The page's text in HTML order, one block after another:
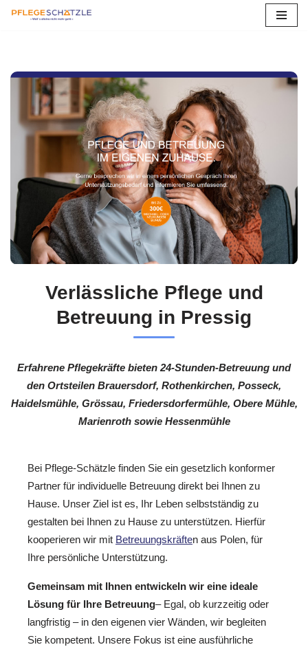
springen
Verlässliche Pflege und
Betreuung in Pressig
Erfahrene Pflegekräfte bieten 24-Stunden-Betreuung und
den Ortsteilen Brauersdorf, Rothenkirchen, Posseck,
Haidelsmühle, Grössau, Friedersdorfermühle, Obere Mühle,
Marienroth sowie Hessenmühle
Bei Pflege-Schätzle finden Sie ein gesetzlich konformer
Partner für individuelle Betreuung direkt bei Ihnen zu
Hause. Unser Ziel ist es, Ihr Leben selbstständig zu
gestalten bei Ihnen zu Hause zu unterstützen. Hierfür
kooperieren wir mit Betreuungskräften aus Polen, für
Ihre persönliche Unterstützung.
Gemeinsam mit Ihnen entwickeln wir eine ideale
Lösung für Ihre Betreuung– Egal, ob kurzzeitig oder
langfristig – in den eigenen vier Wänden, wir begleiten
Sie kompetent. Unsere Fokus ist eine ausführliche